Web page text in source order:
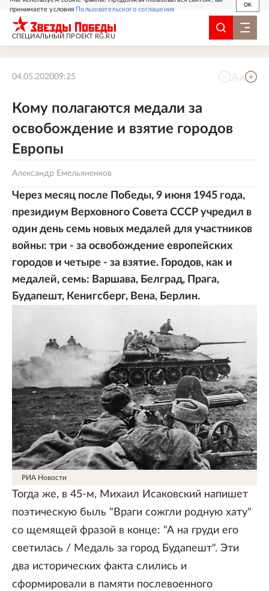
принимаете условия Пользовательского соглашения
OK
СПЕЦИАЛЬНЫЙ ПРОЕКТ RG.RU
04.05.202009:25
Кому полагаются медали за
освобождение и взятие городов
Европы
Александр Емельяненков
Через месяц после Победы, 9 июня 1945 года,
президиум Верховного Совета СССР учредил в
один день семь новых медалей для участников
войны: три - за освобождение европейских
городов и четыре - за взятие. Городов, как и
медалей, семь: Варшава, Белград, Прага,
Будапешт, Кенигсберг, Вена, Берлин.
РИА Новости
Тогда же, в 45-м, Михаил Исаковский напишет
поэтическую быль "Враги сожгли родную хату"
со щемящей фразой в конце: "А на груди его
светилась / Медаль за город Будапешт". Эти
два исторических факта слились и
сформировали в памяти послевоенного